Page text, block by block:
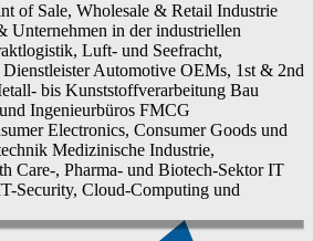
of Sale, Wholesale & Retail Industrie
Unternehmen in der industriellen
Luft- und Seefracht,
Automotive OEMs, 1st & 2nd
bis Kunststoffverarbeitung Bau
Ingenieurbüros FMCG
Electronics, Consumer Goods und
Medizinische Industrie,
Care-, Pharma- und Biotech-Sektor IT
Security, Cloud-Computing und